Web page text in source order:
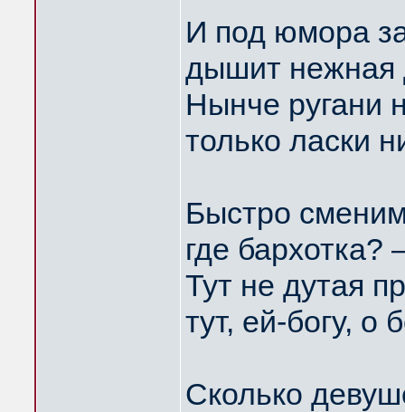
И под юмора
дышит
Нынче ругани
только ласки
Быстро
где
Тут не дутая
тут, ей-богу, о
Сколько